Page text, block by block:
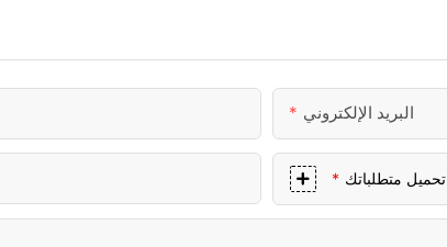
البريد الإلكتروني
تحميل متطلباتك